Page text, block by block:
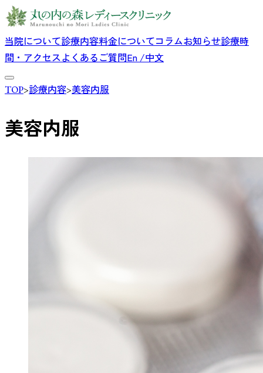
当院について診療内容料金についてコラムお知らせ診療時
間・アクセスよくあるご質問En /中文
TOP>診療内容>美容内服
美容内服